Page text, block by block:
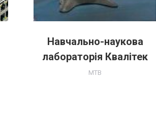
Навчально-наукова
лабораторія Квалітек
MTB